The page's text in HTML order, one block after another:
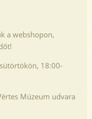
a webshopon,
18:00-
Múzeum udvara